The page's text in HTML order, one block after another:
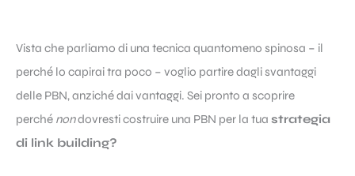
Vista che parliamo di una tecnica quantomeno spinosa – il
perché lo capirai tra poco – voglio partire dagli svantaggi
delle PBN, anziché dai vantaggi. Sei pronto a scoprire
perché nondovresti costruire una PBN per la tua strategia
di link building?